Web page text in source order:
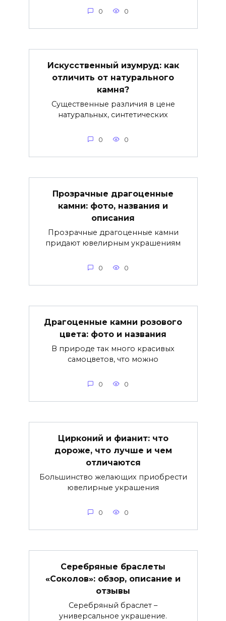
0 0
Искусственный изумруд: как
отличить от натурального
камня?
Существенные различия в цене
натуральных, синтетических
0 0
Прозрачные драгоценные
камни: фото, названия и
описания
Прозрачные драгоценные камни
придают ювелирным украшениям
0 0
Драгоценные камни розового
цвета: фото и названия
В природе так много красивых
самоцветов, что можно
0 0
Цирконий и фианит: что
дороже, что лучше и чем
отличаются
Большинство желающих приобрести
ювелирные украшения
0 0
Серебряные браслеты
«Соколов»: обзор, описание и
отзывы
Серебряный браслет –
универсальное украшение.